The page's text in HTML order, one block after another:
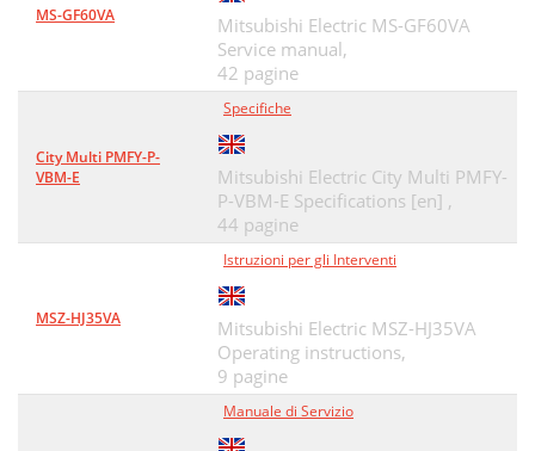
MS-GF60VA
Mitsubishi Electric MS-GF60VA
Service manual,
42 pagine
City Multi PMFY-P-
VBM-E
Specifiche
Mitsubishi Electric City Multi PMFY-
P-VBM-E Specifications [en] ,
44 pagine
MSZ-HJ35VA
Istruzioni per gli Interventi
Mitsubishi Electric MSZ-HJ35VA
Operating instructions,
9 pagine
Manuale di Servizio